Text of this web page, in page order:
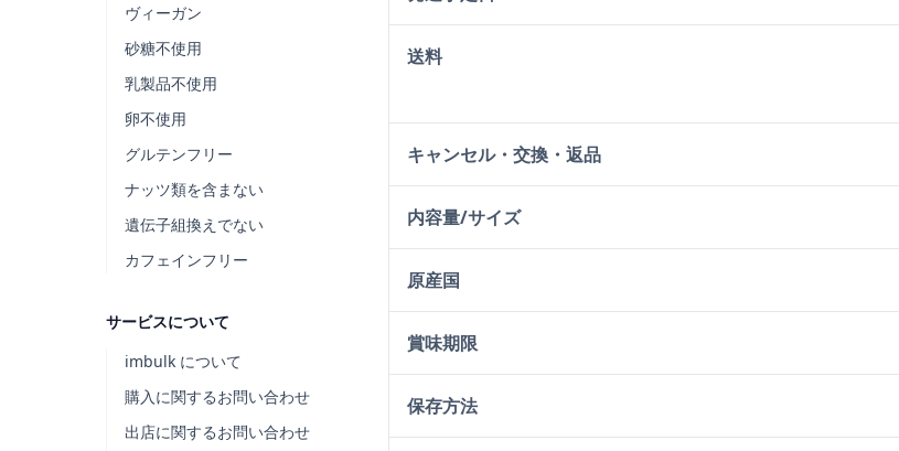
ヴィーガン
砂糖不使用
乳製品不使用
卵不使用
グルテンフリー
ナッツ類を含まない
遺伝子組換えでない
カフェインフリー
サービスについて
imbulk について
購入に関するお問い合わせ
出店に関するお問い合わせ
送料
キャンセル・交換・返品
内容量/サイズ
原産国
賞味期限
保存方法